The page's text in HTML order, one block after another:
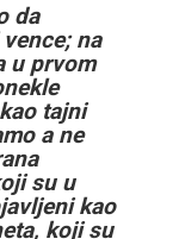
da
na
u prvom
tajni
a ne
su u
kao
koji su